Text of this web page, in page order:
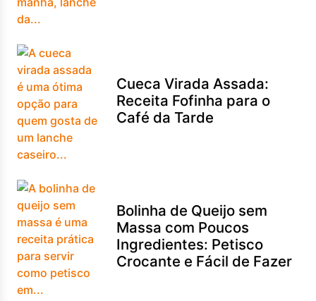
Cueca Virada Assada:
Receita Fofinha para o
Café da Tarde
Bolinha de Queijo sem
Massa com Poucos
Ingredientes: Petisco
Crocante e Fácil de Fazer